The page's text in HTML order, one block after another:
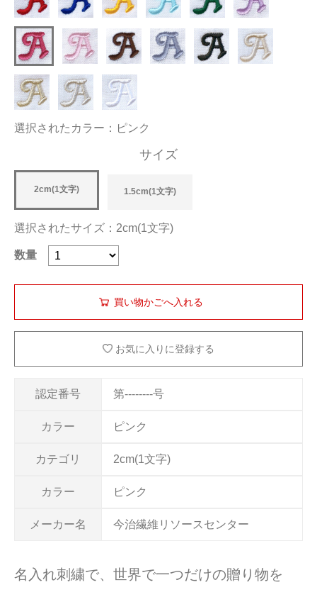
お問い合わせ
認定番号 第--------号
カラー ピンク
カテゴリ 2cm(1文字)
カラー ピンク
メーカー名 今治繊維リソースセンター
選択されたカラー：ピンク
サイズ
2cm(1文字) 1.5cm(1文字)
選択されたサイズ：2cm(1文字)
数量
お気に入りに登録する
名入れ刺繍で、世界で一つだけの贈り物を